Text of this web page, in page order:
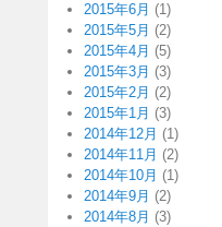
2015年6月 (1)
2015年5月 (2)
2015年4月 (5)
2015年3月 (3)
2015年2月 (2)
2015年1月 (3)
2014年12月 (1)
2014年11月 (2)
2014年10月 (1)
2014年9月 (2)
2014年8月 (3)